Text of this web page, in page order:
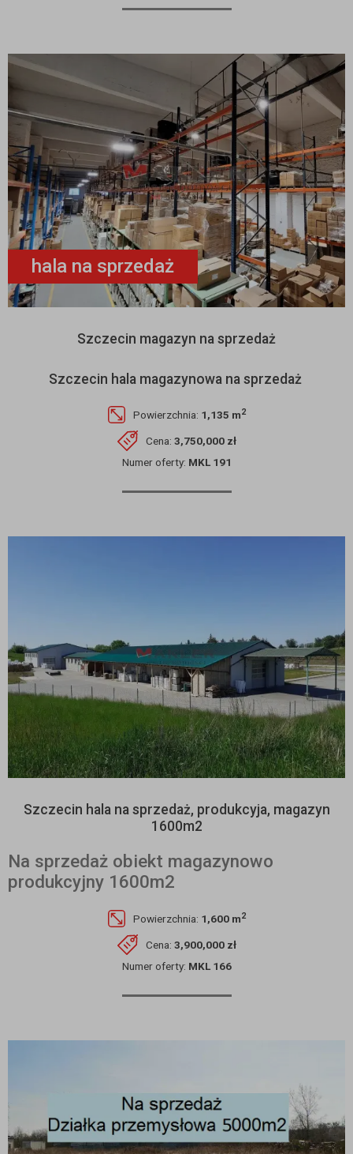
hala na sprzedaż
Szczecin magazyn na sprzedaż
Szczecin hala magazynowa na sprzedaż
Powierzchnia: 1,135 m2
Cena: 3,750,000 zł
Numer oferty: MKL 191
Szczecin hala na sprzedaż, produkcyja, magazyn
1600m2
Na sprzedaż obiekt magazynowo
produkcyjny 1600m2
Powierzchnia: 1,600 m2
Cena: 3,900,000 zł
Numer oferty: MKL 166